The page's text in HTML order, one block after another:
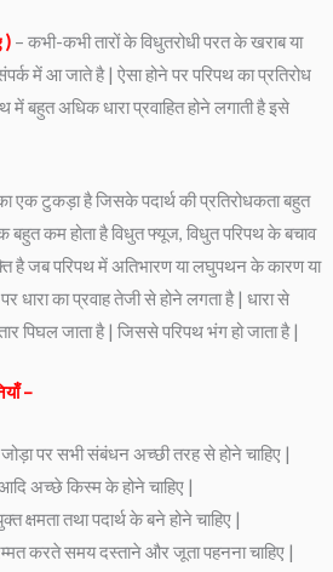
) – कभी-कभी तारों के विधुतरोधी परत के खराब या
में आ जाते है | ऐसा होने पर परिपथ का प्रतिरोध
बहुत अधिक धारा प्रवाहित होने लगाती है इसे
एक टुकड़ा है जिसके पदार्थ की प्रतिरोधकता बहुत
कम होता है विधुत फ्यूज, विधुत परिपथ के बचाव
है जब परिपथ में अतिभारण या लघुपथन के कारण या
धारा का प्रवाह तेजी से होने लगता है | धारा से
पिघल जाता है | जिससे परिपथ भंग हो जाता है |
–
पर सभी संबंधन अच्छी तरह से होने चाहिए |
अच्छे किस्म के होने चाहिए |
क्षमता तथा पदार्थ के बने होने चाहिए |
करते समय दस्ताने और जूता पहनना चाहिए |